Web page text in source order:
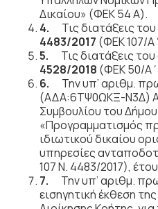
Δικαίου» (ΦΕΚ 54 Α).
4. Τις διατάξεις
4483/2017 (ΦΕΚ 107/
5. Τις διατάξεις
4528/2018 (ΦΕΚ 50/
6. Την υπ’ αριθμ.
(ΑΔΑ:6ΤΨ0ΩΚΞ-Ν3Δ)
Συμβουλίου του
«Προγραμματισμός
ιδιωτικού δικαίου
υπηρεσίες
107 Ν. 4483/2017),
7. Την υπ’ αριθμ.
εισηγητική έκθεση